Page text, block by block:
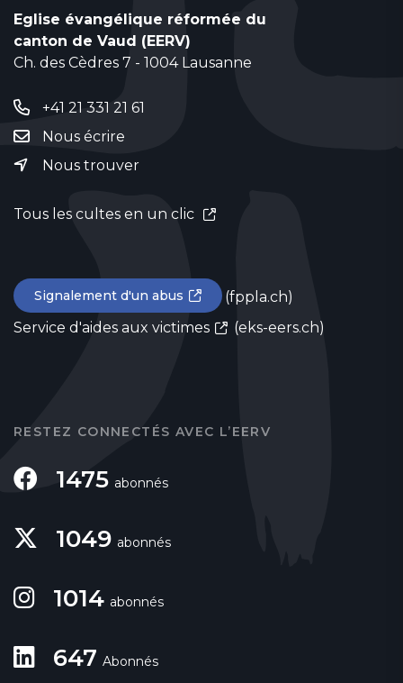
Eglise évangélique réformée du
canton de Vaud (EERV)
Ch. des Cèdres 7 - 1004 Lausanne
+41 21 331 21 61
Nous écrire
Nous trouver
Tous les cultes en un clic
Signalement d'un abus
(fppla.ch)
Service d'aides aux victimes
(eks-eers.ch)
RESTEZ CONNECTÉS AVEC L’EERV
1475 abonnés
1049 abonnés
1014 abonnés
647 Abonnés